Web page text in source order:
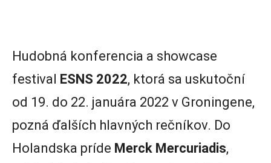
Hudobná konferencia a showcase
festival ESNS 2022, ktorá sa uskutoční
od 19. do 22. januára 2022 v Groningene,
pozná ďalších hlavných rečníkov. Do
Holandska príde Merck Mercuriadis,